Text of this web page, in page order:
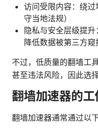
访问受限内容：绕
守当地法规）
隐私与安全层级提升
降低数据被第三方窥
不过，低质量的翻墙工
甚至违法风险，因此选
翻墙加速器的
翻墙加速器通常通过以